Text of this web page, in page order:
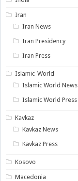
Iran
Iran News
Iran Presidency
Iran Press
Islamic-World
Islamic World News
Islamic World Press
Kavkaz
Kavkaz News
Kavkaz Press
Kosovo
Macedonia